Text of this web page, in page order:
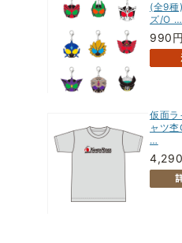
(全9種
ズ/O …
990円
仮面ラ
ャツ
…